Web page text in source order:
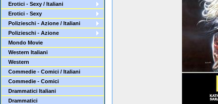
Erotici - Sexy / Italiani
Erotici - Sexy
Polizieschi - Azione / Italiani
Polizieschi - Azione
Mondo Movie
Western Italiani
Western
Commedie - Comici / Italiani
Commedie - Comici
Drammatici Italiani
Drammatici